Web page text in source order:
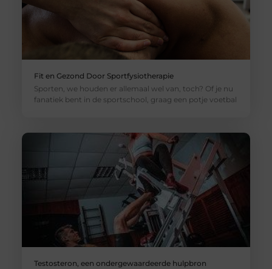
Fit en Gezond Door Sportfysiotherapie
Sporten, we houden er allemaal wel van, toch? Of je nu
fanatiek bent in de sportschool, graag een potje voetbal
Testosteron, een ondergewaardeerde hulpbron